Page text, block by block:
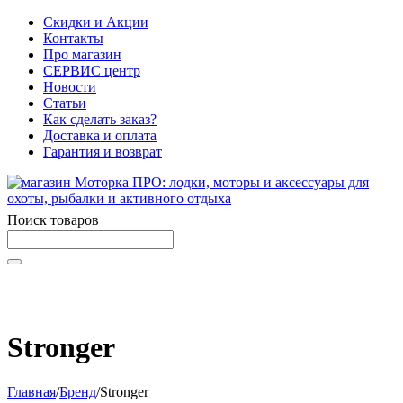
Скидки и Акции
Контакты
Про магазин
СЕРВИС центр
Новости
Статьи
Как сделать заказ?
Доставка и оплата
Гарантия и возврат
Поиск товаров
Stronger
Главная/Бренд/Stronger